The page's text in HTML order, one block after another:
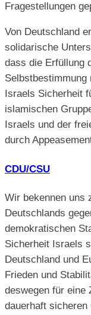
Fragestellungen
Von Deutschland
solidarische
dass die Erfüllung
Selbstbestimmung
Israels Sicherheit
islamischen
Israels und der
durch
CDU/CSU
Wir bekennen uns
Deutschlands
demokratischen
Sicherheit Israels
Deutschland und
Frieden und
deswegen für eine
dauerhaft sicheren